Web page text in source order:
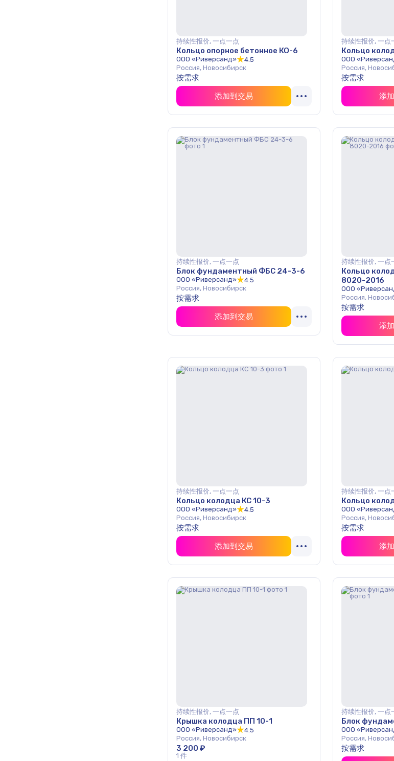
持续性报价, 一点一点
Кольцо опорное бетонное КО-6
ООО «Риверсанд»
4.5
Россия, Новосибирск
按需求
添加到交易
持续性报价, 一点
Кольцо
ООО
Россия,
按需求
添
持续性报价, 一点一点
Блок фундаментный ФБС 24-3-6
ООО «Риверсанд»
4.5
Россия, Новосибирск
按需求
添加到交易
持续性报价, 一点
Кольцо
8020-2016
ООО
Россия,
按需求
添
持续性报价, 一点一点
Кольцо колодца КС 10-3
ООО «Риверсанд»
4.5
Россия, Новосибирск
按需求
添加到交易
持续性报价, 一点
Кольцо
ООО
Россия,
按需求
添
持续性报价, 一点一点
Крышка колодца ПП 10-1
ООО «Риверсанд»
4.5
Россия, Новосибирск
3 200 ₽
1 件
持续性报价, 一点
Блок
ООО
Россия,
按需求